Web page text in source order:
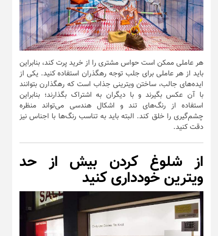
هر عاملی ممکن است حواس مشتری را از خرید پرت کند، بنابراین
باید از هر عاملی برای جلب توجه رهگذران استفاده کنید. یکی از
ایده‌های جالب، ساختن ویترینی جذاب است که رهگذارن بتوانند
با آن عکس بگیرند و با دیگران به اشتراک بگذارند؛ بنابراین
استفاده از رنگ‌های تند و اشکال هندسی می‌تواند منظره
چشم‌گیری را خلق کند. البته باید به تناسب رنگ‌ها با اجناس نیز
دقت کنید.
از شلوغ کردن بیش از حد
ویترین خودداری کنید